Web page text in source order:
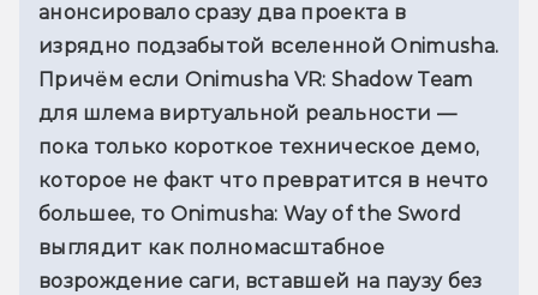
анонсировало сразу два проекта в
изрядно подзабытой вселенной Onimusha.
Причём если Onimusha VR: Shadow Team
для шлема виртуальной реальности —
пока только короткое техническое демо,
которое не факт что превратится в нечто
большее, то Onimusha: Way of the Sword
выглядит как полномасштабное
возрождение саги, вставшей на паузу без